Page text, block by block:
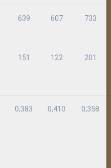
639 607 733
151 122 201
0,383 0,410 0,358